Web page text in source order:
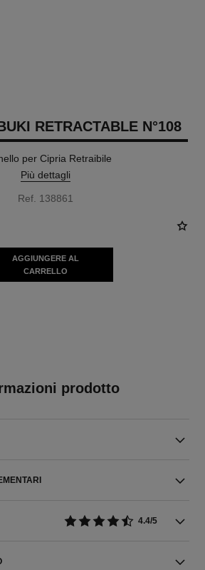
RETRACTABLE N°108
per Cipria Retraibile
Più dettagli
Ref. 138861
AGGIUNGERE AL
CARRELLO
prodotto
4.4/5